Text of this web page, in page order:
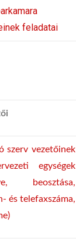
feladatai
szerv vezetőinek
egységek
beosztása,
és telefaxszáma,